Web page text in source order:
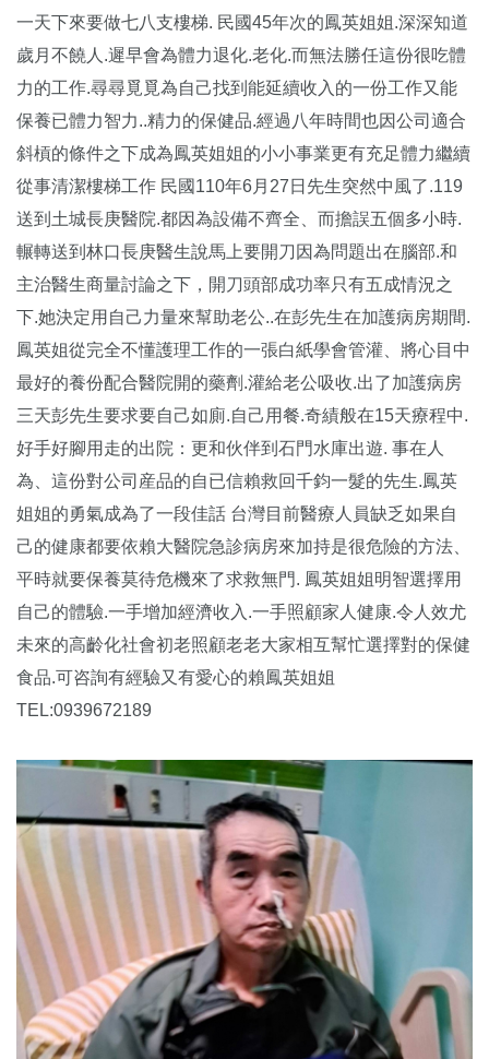
一天下來要做七八支樓梯. 民國45年次的鳳英姐姐.深深知道
歲月不饒人.遲早會為體力退化.老化.而無法勝任這份很吃體
力的工作.尋尋覓覓為自己找到能延續收入的一份工作又能
保養已體力智力..精力的保健品.經過八年時間也因公司適合
斜槓的條件之下成為鳳英姐姐的小小事業更有充足體力繼續
從事清潔樓梯工作 民國110年6月27日先生突然中風了.119
送到土城長庚醫院.都因為設備不齊全、而擔誤五個多小時.
輾轉送到林口長庚醫生說馬上要開刀因為問題出在腦部.和
主治醫生商量討論之下，開刀頭部成功率只有五成情況之
下.她決定用自己力量來幫助老公..在彭先生在加護病房期間.
鳳英姐從完全不懂護理工作的一張白紙學會管灌、將心目中
最好的養份配合醫院開的藥劑.灌給老公吸收.出了加護病房
三天彭先生要求要自己如廁.自己用餐.奇績般在15天療程中.
好手好腳用走的出院：更和伙伴到石門水庫出遊. 事在人
為、這份對公司産品的自已信賴救回千鈞一髮的先生.鳳英
姐姐的勇氣成為了一段佳話 台灣目前醫療人員缺乏如果自
己的健康都要依賴大醫院急診病房來加持是很危險的方法、
平時就要保養莫待危機來了求救無門. 鳳英姐姐明智選擇用
自己的體驗.一手增加經濟收入.一手照顧家人健康.令人效尤
未來的高齡化社會初老照顧老老大家相互幫忙選擇對的保健
食品.可咨詢有經驗又有愛心的賴鳳英姐姐
TEL:0939672189